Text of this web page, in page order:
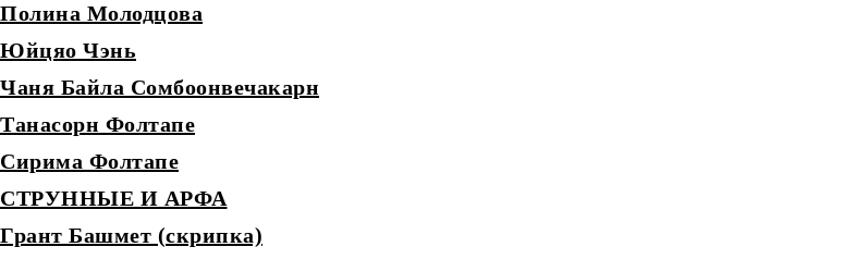
Полина Молодцова
Юйцяо Чэнь
Чаня Байла Сомбоонвечакарн
Танасорн Фолтапе
Сирима Фолтапе
СТРУННЫЕ И АРФА
Грант Башмет (скрипка)